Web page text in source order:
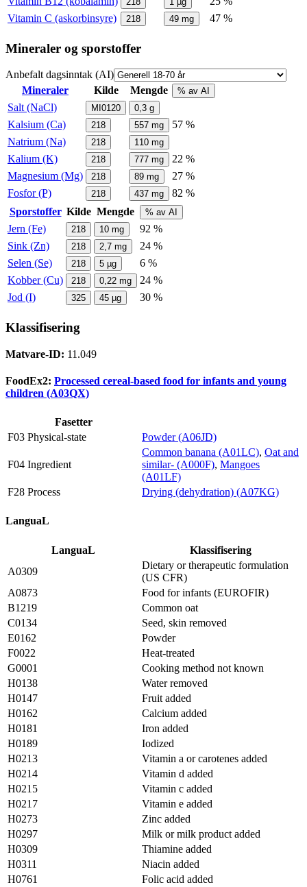
Vitamin C (askorbinsyre)
218 49 mg 47 %
Mineraler og sporstoffer
Anbefalt dagsinntak (AI)
Mineraler
Kilde Mengde % av AI
Salt (NaCl) MI0120 0,3 g
Kalsium (Ca) 218 557 mg
57 %
Natrium (Na)
218 110 mg
Kalium (K) 218 777 mg
22 %
Magnesium (Mg)
218 89 mg
27 %
Fosfor (P)
218 437 mg
82 %
Sporstoffer Kilde Mengde % av AI
Jern (Fe) 218 10 mg
92 %
Sink (Zn)
218 2,7 mg
24 %
Selen (Se)
218 5 µg
6 %
Kobber (Cu)
218 0,22 mg
24 %
Jod (I)
325 45 µg 30 %
Klassifisering
Matvare-ID: 11.049
FoodEx2: Processed cereal-based food for infants and young
children (A03QX)
Fasetter
F03 Physical-state
Powder (A06JD)
F04 Ingredient
Common banana (A01LC), Oat and
similar- (A000F), Mangoes
(A01LF)
F28 Process
Drying (dehydration) (A07KG)
LanguaL
LanguaL
Klassifisering
A0309
Dietary or therapeutic formulation
(US CFR)
A0873
Food for infants (EUROFIR)
B1219
Common oat
C0134
Seed, skin removed
E0162
Powder
F0022
Heat-treated
G0001
Cooking method not known
H0138
Water removed
H0147
Fruit added
H0162
Calcium added
H0181
Iron added
H0189
Iodized
H0213
Vitamin a or carotenes added
H0214
Vitamin d added
H0215
Vitamin c added
H0217
Vitamin e added
H0273
Zinc added
H0297
Milk or milk product added
H0309
Thiamine added
H0311
Niacin added
H0761
Folic acid added